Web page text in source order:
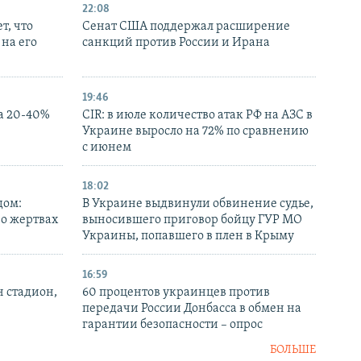
что
его
22:08
Сенат США поддержал расширение
санкций против России и Ирана
20-40%
19:46
CIR: в июле количество атак РФ на АЗС в
Украине выросло на 72% по сравнению
с июнем
жертвах
18:02
В Украине выдвинули обвинение судье,
выносившего приговор бойцу ГУР МО
Украины, попавшего в плен в Крыму
стадион,
16:59
60 процентов украинцев против
передачи России Донбасса в обмен на
гарантии безопасности – опрос
БОЛЬШЕ